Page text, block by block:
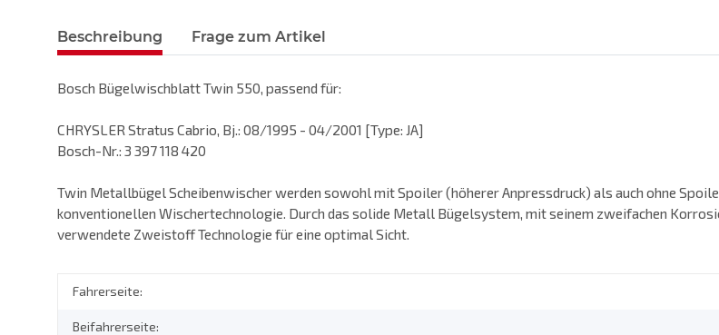
Beschreibung Frage zum Artikel
Bosch Bügelwischblatt Twin 550, passend für:
CHRYSLER Stratus Cabrio, Bj.: 08/1995 - 04/2001 [Type: JA]
Bosch-Nr.: 3 397 118 420
Twin Metallbügel Scheibenwischer werden sowohl mit Spoiler (höherer Anpressdruck) als auch ohne
konventionellen Wischertechnologie. Durch das solide Metall Bügelsystem, mit seinem zweifachen
verwendete Zweistoff Technologie für eine optimal Sicht.
Fahrerseite:
Beifahrerseite: